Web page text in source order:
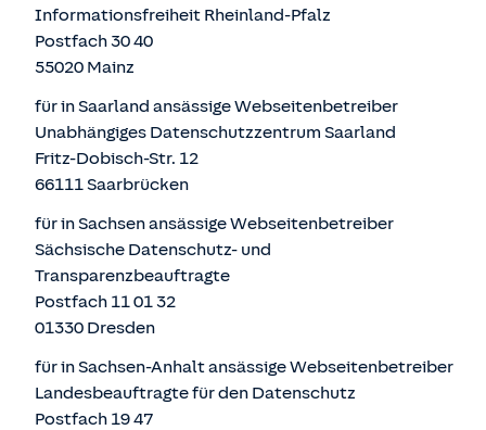
Informationsfreiheit Rheinland-Pfalz
Postfach 30 40
55020 Mainz
für in Saarland ansässige Webseitenbetreiber
Unabhängiges Datenschutzzentrum Saarland
Fritz-Dobisch-Str. 12
66111 Saarbrücken
für in Sachsen ansässige Webseitenbetreiber
Sächsische Datenschutz- und
Transparenzbeauftragte
Postfach 11 01 32
01330 Dresden
für in Sachsen-Anhalt ansässige Webseitenbetreiber
Landesbeauftragte für den Datenschutz
Postfach 19 47